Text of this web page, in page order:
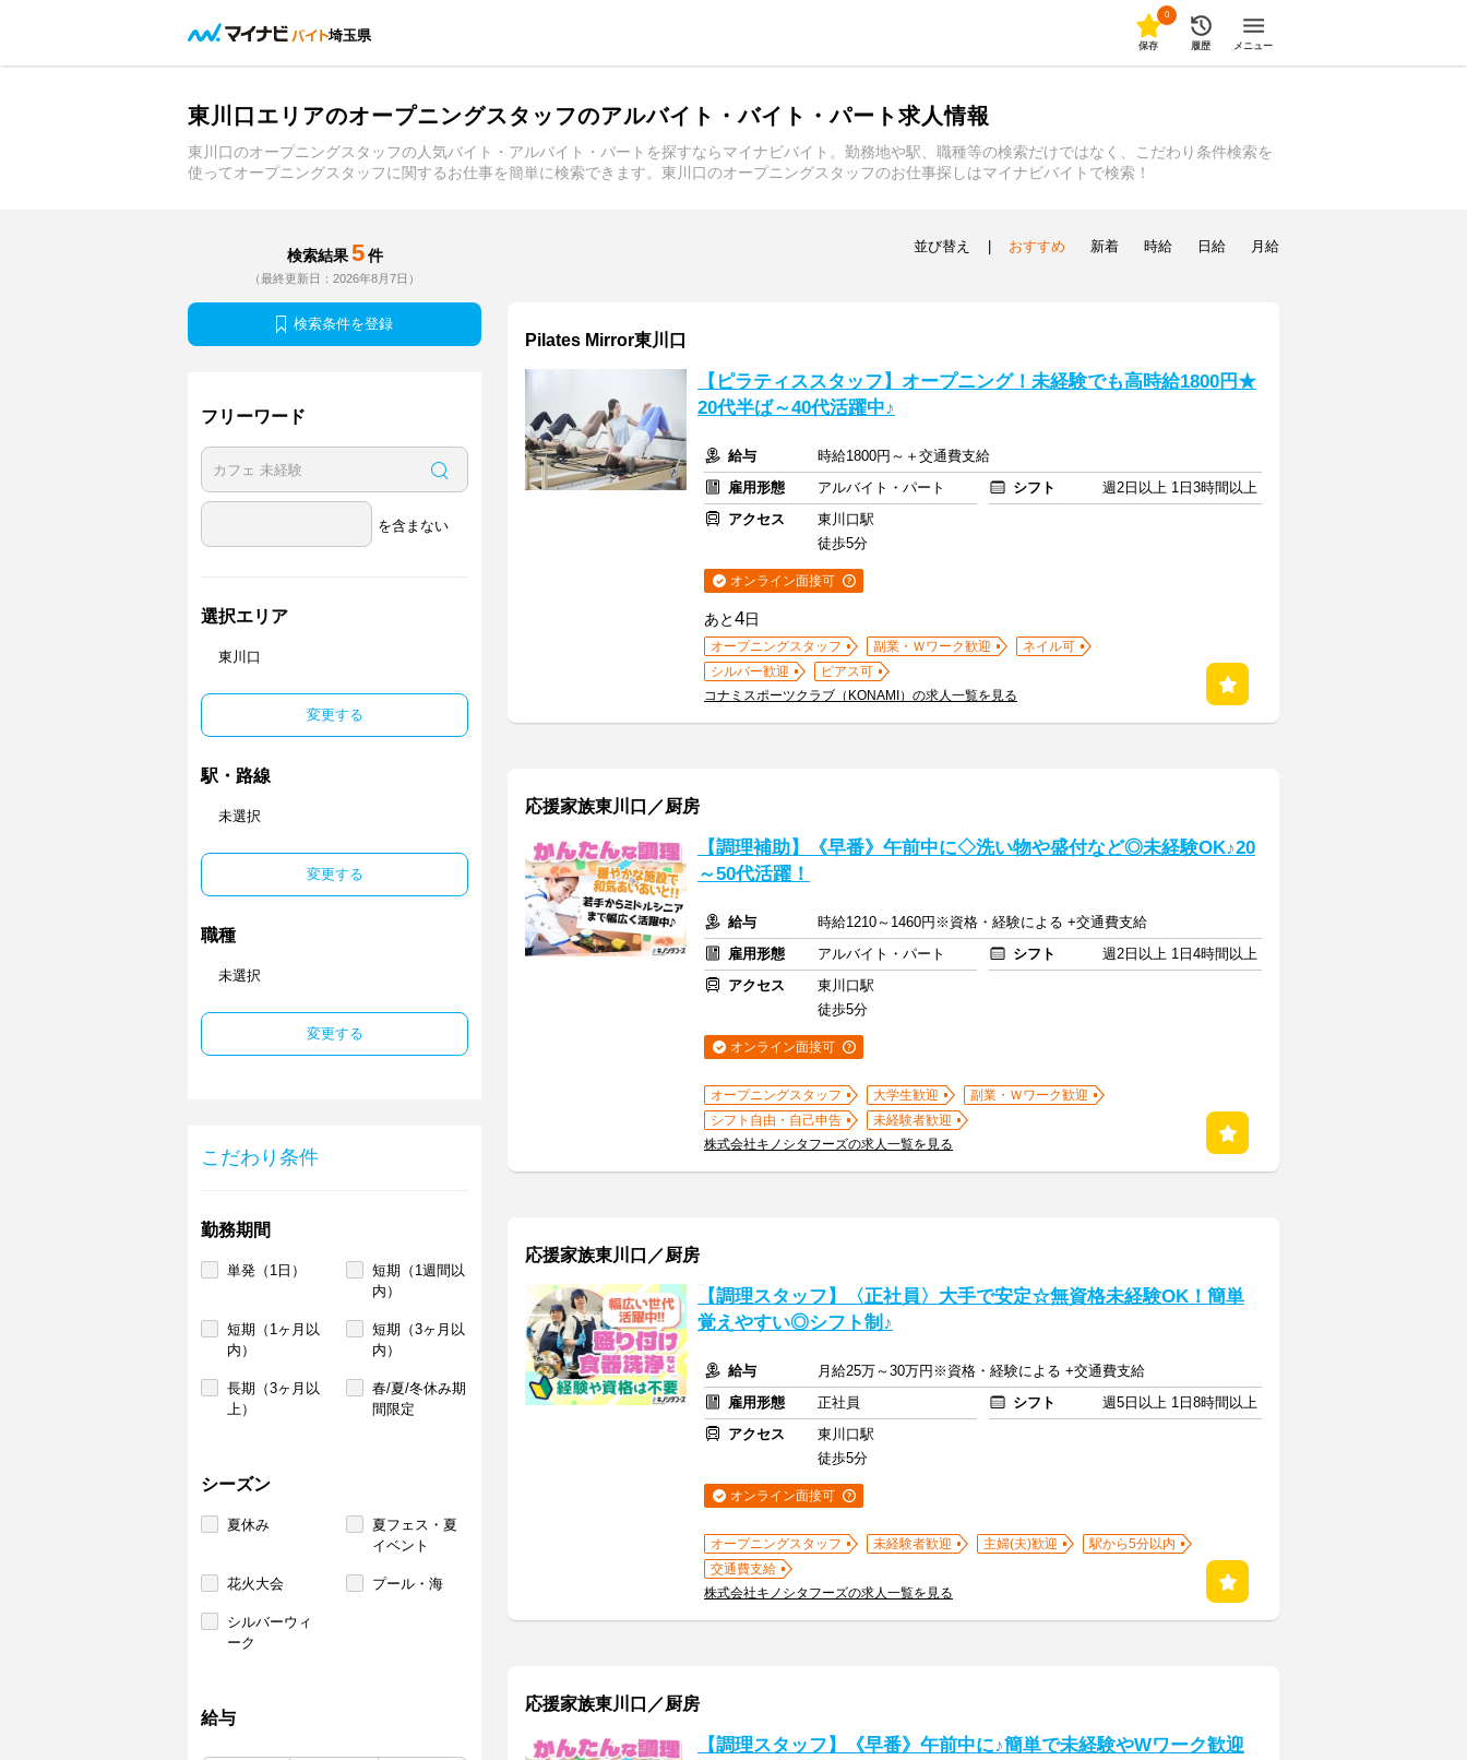
埼玉県
0
保存 履歴 メニュー
東川口エリアのオープニングスタッフのアルバイト・バイト・パート求人情報
東川口のオープニングスタッフの人気バイト・アルバイト・パートを探すならマイナビバイト。勤務地や駅、職種等の検索だけではなく、こだわり条件検索を
使ってオープニングスタッフに関するお仕事を簡単に検索できます。東川口のオープニングスタッフのお仕事探しはマイナビバイトで検索！
検索結果 5 件
（最終更新日：2026年8月7日）
検索条件を登録
フリーワード
を含まない
選択エリア
東川口
変更する
駅・路線
未選択
変更する
職種
未選択
変更する
こだわり条件
勤務期間
単発（1日）
短期（1週間以
内）
短期（1ヶ月以
内）
短期（3ヶ月以
内）
長期（3ヶ月以
上）
春/夏/冬休み期
間限定
シーズン
夏休み
夏フェス・夏
イベント
花火大会 プール・海
シルバーウィ
ーク
給与
並び替え おすすめ 新着 時給 日給 月給
Pilates Mirror東川口
【ピラティススタッフ】オープニング！未経験でも高時給1800円★
20代半ば～40代活躍中♪
給与
時給1800円～＋交通費支給
雇用形態
アルバイト・パート シフト
週2日以上 1日3時間以上
アクセス
東川口駅
徒歩5分
オンライン面接可
あと4日
オープニングスタッフ 副業・Ｗワーク歓迎
ネイル可
シルバー歓迎
ピアス可
コナミスポーツクラブ（KONAMI）の求人一覧を見る
応援家族東川口／厨房
【調理補助】《早番》午前中に◇洗い物や盛付など◎未経験OK♪20
～50代活躍！
給与
時給1210～1460円※資格・経験による +交通費支給
雇用形態
アルバイト・パート シフト
週2日以上 1日4時間以上
アクセス
東川口駅
徒歩5分
オンライン面接可
オープニングスタッフ 大学生歓迎
副業・Ｗワーク歓迎
シフト自由・自己申告
未経験者歓迎
株式会社キノシタフーズの求人一覧を見る
応援家族東川口／厨房
【調理スタッフ】〈正社員〉大手で安定☆無資格未経験OK！簡単
覚えやすい◎シフト制♪
給与
月給25万～30万円※資格・経験による +交通費支給
雇用形態
正社員 シフト
週5日以上 1日8時間以上
アクセス
東川口駅
徒歩5分
オンライン面接可
オープニングスタッフ 未経験者歓迎 主婦(夫)歓迎
駅から5分以内
交通費支給
株式会社キノシタフーズの求人一覧を見る
応援家族東川口／厨房
【調理スタッフ】《早番》午前中に♪簡単で未経験やWワーク歓迎